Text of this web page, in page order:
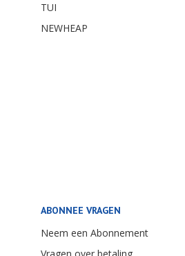
TUI
NEWHEAP
ABONNEE VRAGEN
Neem een Abonnement